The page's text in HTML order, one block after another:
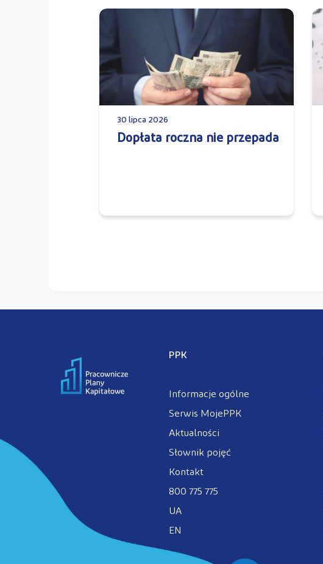
30 lipca 2026
Dopłata roczna nie przepada
PPK
Informacje ogólne
Serwis MojePPK
Aktualności
Słownik pojęć
Kontakt
800 775 775
UA
EN